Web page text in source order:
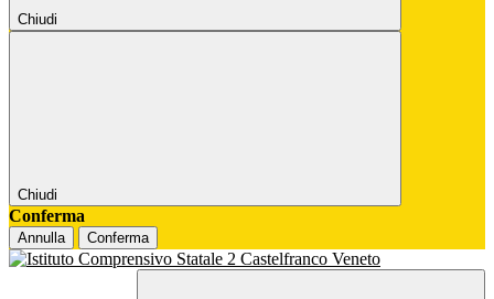
Chiudi
Chiudi
Conferma
Annulla Conferma